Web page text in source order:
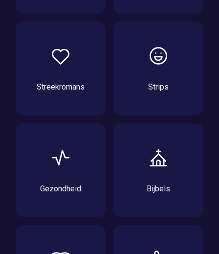
Streekromans Strips
Gezondheid Bijbels